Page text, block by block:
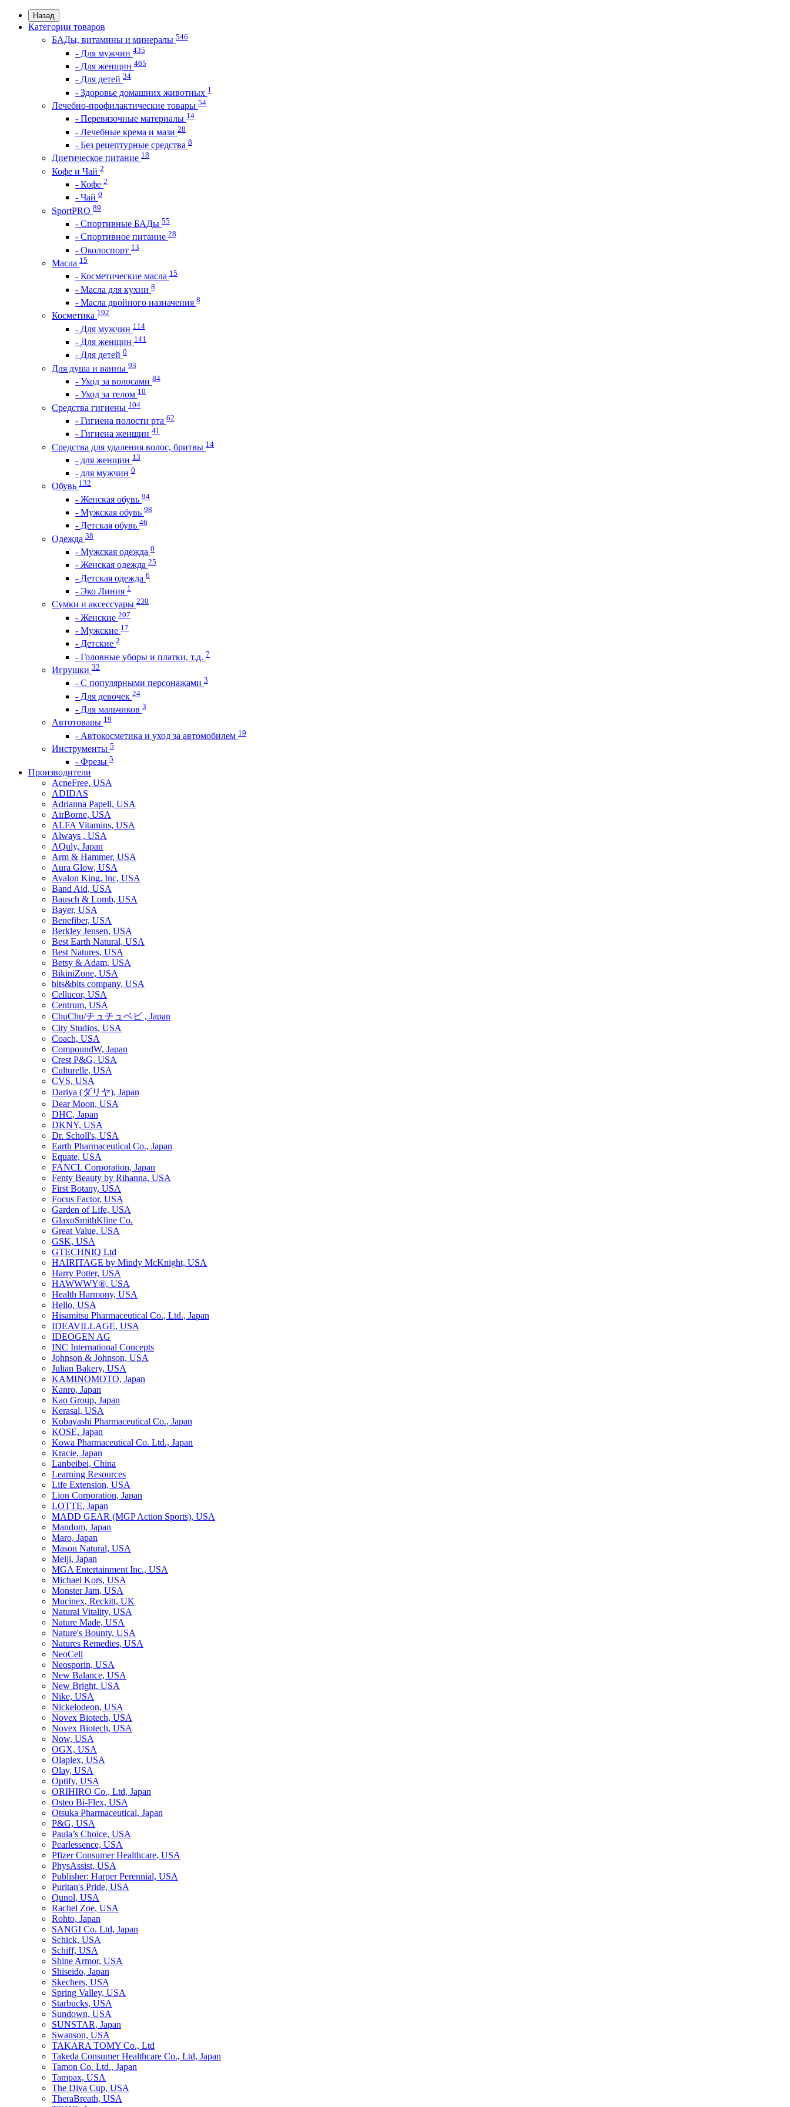
Назад
Категории товаров
БАДы, витамины и минералы 546
- Для мужчин 435
- Для женщин 465
- Для детей 34
- Здоровье домашних животных 1
Лечебно-профилактические товары 54
- Перевязочные материалы 14
- Лечебные крема и мази 28
- Без рецептурные средства 8
Диетическое питание 18
Кофе и Чай 2
- Кофе 2
- Чай 0
SportPRO 89
- Спортивные БАДы 55
- Спортивное питание 28
- Околоспорт 13
Масла 15
- Косметические масла 15
- Масла для кухни 8
- Масла двойного назначения 8
Косметика 192
- Для мужчин 114
- Для женщин 141
- Для детей 0
Для душа и ванны 93
- Уход за волосами 84
- Уход за телом 10
Средства гигиены 104
- Гигиена полости рта 62
- Гигиена женщин 41
Средства для удаления волос, бритвы 14
- для женщин 13
- для мужчин 0
Обувь 132
- Женская обувь 94
- Мужская обувь 98
- Детская обувь 46
Одежда 38
- Мужская одежда 0
- Женская одежда 25
- Детская одежда 6
- Эко Линия 1
Сумки и аксессуары 230
- Женские 207
- Мужские 17
- Детские 2
- Головные уборы и платки, т.д. 7
Игрушки 32
- С популярными персонажами 3
- Для девочек 24
- Для мальчиков 3
Автотовары 19
- Автокосметика и уход за автомобилем 19
Инструменты 5
- Фрезы 5
Производители
AcneFree, USA
ADIDAS
Adrianna Papell, USA
AirBorne, USA
ALFA Vitamins, USA
Always , USA
AQuly, Japan
Arm & Hammer, USA
Aura Glow, USA
Avalon King, Inc, USA
Band Aid, USA
Bausch & Lomb, USA
Bayer, USA
Benefiber, USA
Berkley Jensen, USA
Best Earth Natural, USA
Best Natures, USA
Betsy & Adam, USA
BikiniZone, USA
bits&bits company, USA
Cellucor, USA
Centrum, USA
ChuChu/チュチュベビ , Japan
City Studios, USA
Coach, USA
CompoundW, Japan
Crest P&G, USA
Culturelle, USA
CVS, USA
Dariya (ダリヤ), Japan
Dear Moon, USA
DHC, Japan
DKNY, USA
Dr. Scholl's, USA
Earth Pharmaceutical Co., Japan
Equate, USA
FANCL Corporation, Japan
Fenty Beauty by Rihanna, USA
First Botany, USA
Focus Factor, USA
Garden of Life, USA
GlaxoSmithKline Co.
Great Value, USA
GSK, USA
GTECHNIQ Ltd
HAIRITAGE by Mindy McKnight, USA
Harry Potter, USA
HAWWWY®, USA
Health Harmony, USA
Hello, USA
Hisamitsu Pharmaceutical Co., Ltd., Japan
IDEAVILLAGE, USA
IDEOGEN AG
INC International Concepts
Johnson & Johnson, USA
Julian Bakery, USA
KAMINOMOTO, Japan
Kanro, Japan
Kao Group, Japan
Kerasal, USA
Kobayashi Pharmaceutical Co., Japan
KOSE, Japan
Kowa Pharmaceutical Co. Ltd., Japan
Kracie, Japan
Lanbeibei, China
Learning Resources
Life Extension, USA
Lion Corporation, Japan
LOTTE, Japan
MADD GEAR (MGP Action Sports), USA
Mandom, Japan
Maro, Japan
Mason Natural, USA
Meiji, Japan
MGA Entertainment Inc., USA
Michael Kors, USA
Monster Jam, USA
Mucinex, Reckitt, UK
Natural Vitality, USA
Nature Made, USA
Nature's Bounty, USA
Natures Remedies, USA
NeoCell
Neosporin, USA
New Balance, USA
New Bright, USA
Nike, USA
Niсkelodeon, USA
Novex Biotech, USA
Novex Biotech, USA
Now, USA
OGX, USA
Olaplex, USA
Olay, USA
Optify, USA
ORIHIRO Co., Ltd, Japan
Osteo Bi-Flex, USA
Otsuka Pharmaceutical, Japan
P&G, USA
Paula’s Choice, USA
Pearlessence, USA
Pfizer Consumer Healthcare, USA
PhysAssist, USA
Publisher: Harper Perennial, USA
Puritan's Pride, USA
Qunol, USA
Rachel Zoe, USA
Rohto, Japan
SANGI Co. Ltd, Japan
Schick, USA
Schiff, USA
Shine Armor, USA
Shiseido, Japan
Skechers, USA
Spring Valley, USA
Starbucks, USA
Sundown, USA
SUNSTAR, Japan
Swanson, USA
TAKARA TOMY Co., Ltd
Takeda Consumer Healthcare Co., Ltd, Japan
Tamon Co. Ltd., Japan
Tampax, USA
The Diva Cup, USA
TheraBreath, USA